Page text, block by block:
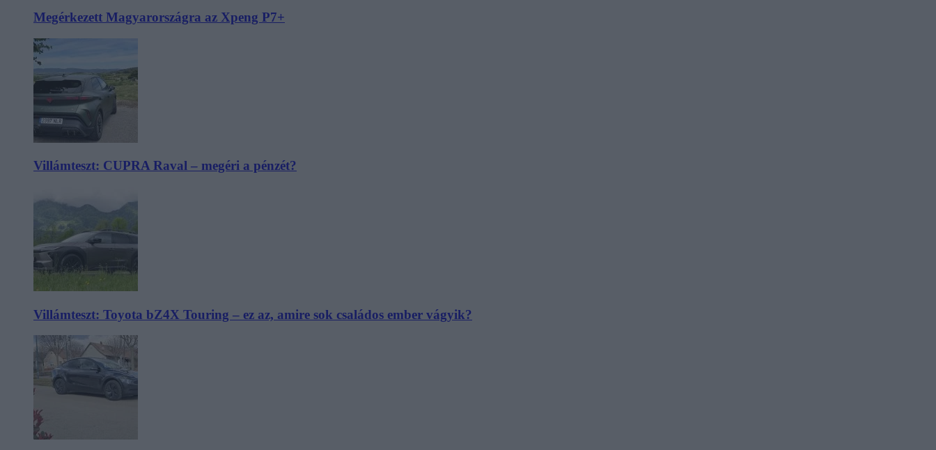
Megérkezett Magyarországra az Xpeng P7+
Villámteszt: CUPRA Raval – megéri a pénzét?
Villámteszt: Toyota bZ4X Touring – ez az, amire sok családos ember vágyik?